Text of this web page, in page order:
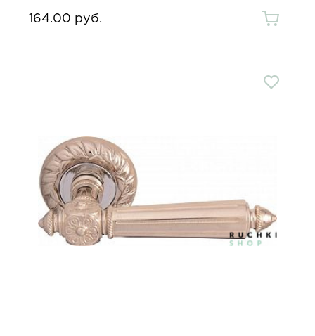
164.00 руб.